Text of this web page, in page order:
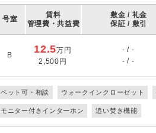
号室
賃料
管理費・共益費
敷金 / 礼金
保証 / 敷引
B 12.5万円
2,500円
- / -
- / -
ペット可・相談 ウォークインクローゼット
モニター付きインターホン 追い焚き機能